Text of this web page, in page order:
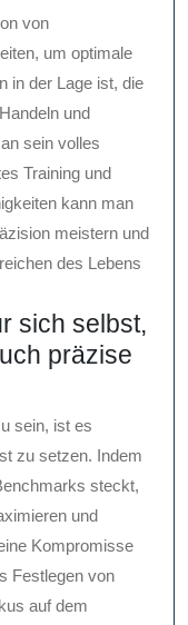
von
um optimale
in der Lage ist, die
und
sein volles
Training und
kann man
meistern und
des Lebens
sich selbst,
präzise
sein, ist es
zu setzen. Indem
steckt,
und
Kompromisse
Festlegen von
auf dem